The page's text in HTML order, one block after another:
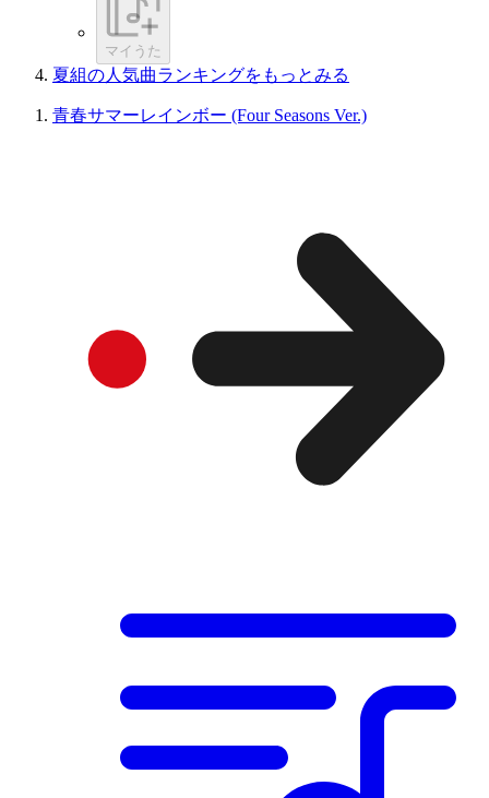
マイうた
夏組の人気曲ランキングをもっとみる
青春サマーレインボー (Four Seasons Ver.)